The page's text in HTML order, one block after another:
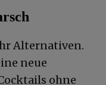
Alternativen.
neue
ohne